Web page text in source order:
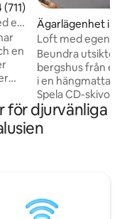
5 i genomsnittligt
en
en
i
Ägarlägenhet i
Loft med egen
Beundra utsikten
bergshus från en
i en hängmatta
Spela CD-skivor
samling eller laga
utsikt 2 terrasser med fantastisk utsikt
över den vackra
utforska staden
Cathedral, Albaicín,
för djurvänliga